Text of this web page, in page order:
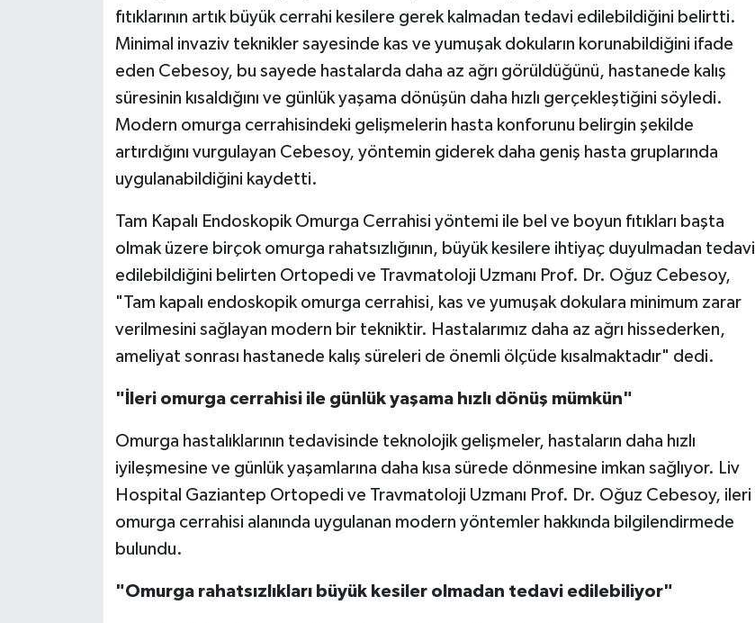
fıtıklarının artık büyük cerrahi kesilere gerek kalmadan tedavi edilebildiğini belirtti.
Minimal invaziv teknikler sayesinde kas ve yumuşak dokuların korunabildiğini ifade
eden Cebesoy, bu sayede hastalarda daha az ağrı görüldüğünü, hastanede kalış
süresinin kısaldığını ve günlük yaşama dönüşün daha hızlı gerçekleştiğini söyledi.
Modern omurga cerrahisindeki gelişmelerin hasta konforunu belirgin şekilde
artırdığını vurgulayan Cebesoy, yöntemin giderek daha geniş hasta gruplarında
uygulanabildiğini kaydetti.
Tam Kapalı Endoskopik Omurga Cerrahisi yöntemi ile bel ve boyun fıtıkları başta
olmak üzere birçok omurga rahatsızlığının, büyük kesilere ihtiyaç duyulmadan tedavi
edilebildiğini belirten Ortopedi ve Travmatoloji Uzmanı Prof. Dr. Oğuz Cebesoy,
"Tam kapalı endoskopik omurga cerrahisi, kas ve yumuşak dokulara minimum zarar
verilmesini sağlayan modern bir tekniktir. Hastalarımız daha az ağrı hissederken,
ameliyat sonrası hastanede kalış süreleri de önemli ölçüde kısalmaktadır" dedi.
"İleri omurga cerrahisi ile günlük yaşama hızlı dönüş mümkün"
Omurga hastalıklarının tedavisinde teknolojik gelişmeler, hastaların daha hızlı
iyileşmesine ve günlük yaşamlarına daha kısa sürede dönmesine imkan sağlıyor. Liv
Hospital Gaziantep Ortopedi ve Travmatoloji Uzmanı Prof. Dr. Oğuz Cebesoy, ileri
omurga cerrahisi alanında uygulanan modern yöntemler hakkında bilgilendirmede
bulundu.
"Omurga rahatsızlıkları büyük kesiler olmadan tedavi edilebiliyor"